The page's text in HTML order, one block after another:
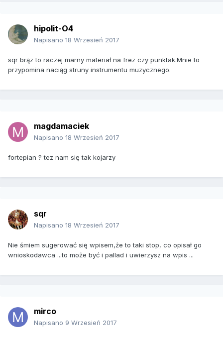
hipolit-O4
Napisano 18 Wrzesień 2017
sqr brąz to raczej marny materiał na frez czy punktak.Mnie to
przypomina naciąg struny instrumentu muzycznego.
magdamaciek
Napisano 18 Wrzesień 2017
fortepian ? tez nam się tak kojarzy
sqr
Napisano 18 Wrzesień 2017
Nie śmiem sugerować się wpisem,że to taki stop, co opisał go
wnioskodawca ...to może być i pallad i uwierzysz na wpis ...
mirco
Napisano 9 Wrzesień 2017